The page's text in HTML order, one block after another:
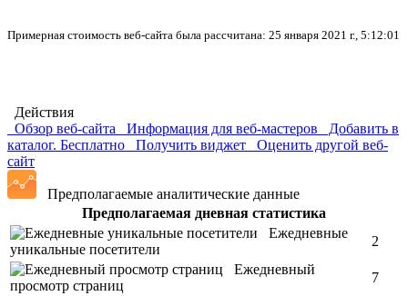
Примерная стоимость веб-сайта была рассчитана: 25 января 2021 г., 5:12:01
Действия
Обзор веб-сайта
Информация для веб-мастеров
Добавить в
каталог. Бесплатно
Получить виджет
Оценить другой веб-
сайт
Предполагаемые аналитические данные
Предполагаемая дневная статистика
Ежедневные
уникальные посетители
2
Ежедневный
просмотр страниц
7